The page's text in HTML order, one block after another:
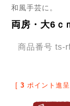
和風手芸に。
両房・大6ｃ
商品番号 ts-
[ 3 ポイント進